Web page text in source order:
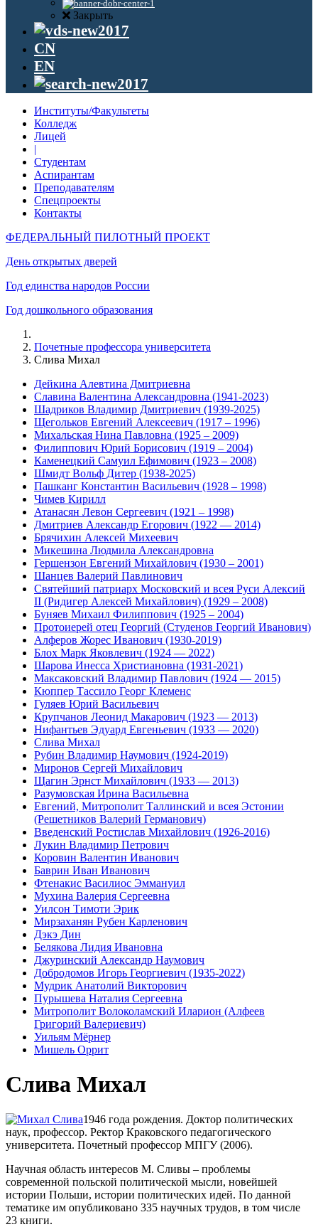
Закрыть
CN
EN
Институты/Факультеты
Колледж
Лицей
|
Студентам
Аспирантам
Преподавателям
Спецпроекты
Контакты
ФЕДЕРАЛЬНЫЙ ПИЛОТНЫЙ ПРОЕКТ
День открытых дверей
Год единства народов России
Год дошкольного образования
Почетные профессора университета
Слива Михал
Дейкина Алевтина Дмитриевна
Славина Валентина Александровна (1941-2023)
Шадриков Владимир Дмитриевич (1939-2025)
Щегольков Евгений Алексеевич (1917 – 1996)
Михальская Нина Павловна (1925 – 2009)
Филиппович Юрий Борисович (1919 – 2004)
Каменецкий Самуил Ефимович (1923 – 2008)
Шмидт Вольф Дитер (1938-2025)
Пашканг Константин Васильевич (1928 – 1998)
Чимев Кирилл
Атанасян Левон Сергеевич (1921 – 1998)
Дмитриев Александр Егорович (1922 — 2014)
Брячихин Алексей Михеевич
Микешина Людмила Александровна
Гершензон Евгений Михайлович (1930 – 2001)
Шанцев Валерий Павлинович
Святейший патриарх Московский и всея Руси Алексий
II (Ридигер Алексей Михайлович) (1929 – 2008)
Буняев Михаил Филиппович (1925 – 2004)
Протоиерей отец Георгий (Студенов Георгий Иванович)
Алферов Жорес Иванович (1930-2019)
Блох Марк Яковлевич (1924 — 2022)
Шарова Инесса Христиановна (1931-2021)
Максаковский Владимир Павлович (1924 — 2015)
Кюппер Тассило Георг Клеменс
Гуляев Юрий Васильевич
Крупчанов Леонид Макарович (1923 — 2013)
Нифантьев Эдуард Евгеньевич (1933 — 2020)
Слива Михал
Рубин Владимир Наумович (1924-2019)
Миронов Сергей Михайлович
Щагин Эрнст Михайлович (1933 — 2013)
Разумовская Ирина Васильевна
Евгений, Митрополит Таллинский и всея Эстонии
(Решетников Валерий Германович)
Введенский Ростислав Михайлович (1926-2016)
Лукин Владимир Петрович
Коровин Валентин Иванович
Баврин Иван Иванович
Фтенакис Василиос Эммануил
Мухина Валерия Сергеевна
Уилсон Тимоти Эрик
Мирзаханян Рубен Карленович
Дэкэ Дин
Белякова Лидия Ивановна
Джуринский Александр Наумович
Добродомов Игорь Георгиевич (1935-2022)
Мудрик Анатолий Викторович
Пурышева Наталия Сергеевна
Митрополит Волоколамский Иларион (Алфеев
Григорий Валериевич)
Уильям Мёрнер
Мишель Оррит
Слива Михал
1946 года рождения. Доктор политических
наук, профессор. Ректор Краковского педагогического
университета. Почетный профессор МПГУ (2006).
Научная область интересов М. Сливы – проблемы
современной польской политической мысли, новейшей
истории Польши, истории политических идей. По данной
тематике им опубликовано 335 научных трудов, в том числе
23 книги.